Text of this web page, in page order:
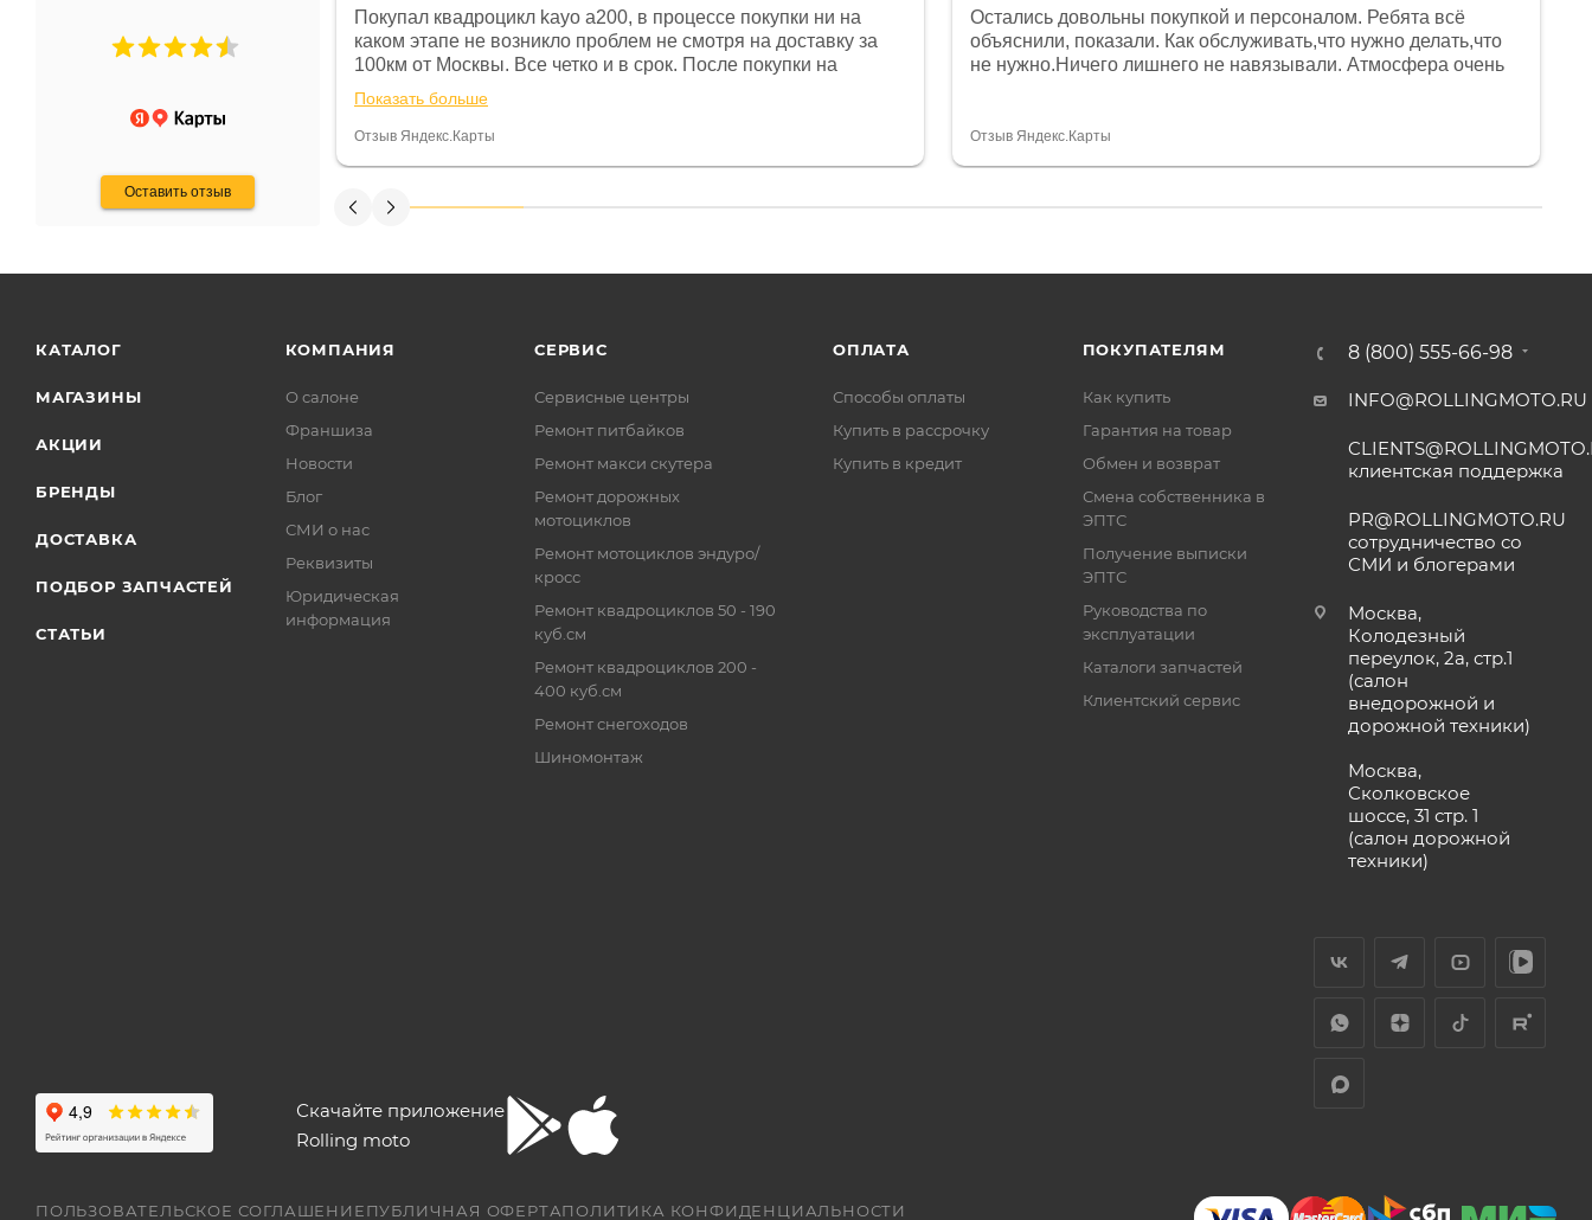
Оставить отзыв
Не понравились условия
и дают только на год)
Покупал квадроцикл kayo a200, в процессе покупки ни на
каком этапе не возникло проблем не смотря на доставку за
100км от Москвы. Все четко и в срок. После покупки на
спидометре всегда был 0, при этом представители магазина
постоянно были на связи и в итоге проблема была решена.
Считаю, что это говорит о небезразличии к клиенту после
Показать больше
Отзыв Яндекс.Карты
Остались довольны покупкой и персоналом. Ребята всё
объяснили, показали. Как обслуживать,что нужно делать,что
не нужно.Ничего лишнего не навязывали. Атмосфера очень
огромное спасибо Дмитрию, за клиентоориентированность и
Отзыв Яндекс.Карты
КАТАЛОГ
МАГАЗИНЫ
АКЦИИ
БРЕНДЫ
ДОСТАВКА
ПОДБОР ЗАПЧАСТЕЙ
СТАТЬИ
КОМПАНИЯ
О салоне
Франшиза
Новости
Блог
СМИ о нас
Реквизиты
Юридическая
информация
СЕРВИС
Сервисные центры
Ремонт питбайков
Ремонт макси скутера
Ремонт дорожных
мотоциклов
Ремонт мотоциклов эндуро/
кросс
Ремонт квадроциклов 50 - 190
куб.см
Ремонт квадроциклов 200 -
400 куб.см
Ремонт снегоходов
Шиномонтаж
ОПЛАТА
Способы оплаты
Купить в рассрочку
Купить в кредит
ПОКУПАТЕЛЯМ
Как купить
Гарантия на товар
Обмен и возврат
Смена собственника в
ЭПТС
Получение выписки
ЭПТС
Руководства по
эксплуатации
Каталоги запчастей
Клиентский сервис
8 (800) 555-66-98
INFO@ROLLINGMOTO.RU
клиентская поддержка
PR@ROLLINGMOTO.RU
сотрудничество со
СМИ и блогерами
Москва,
Колодезный
переулок, 2а, стр.1
(салон
внедорожной и
дорожной техники)
Москва,
Сколковское
шоссе, 31 стр. 1
(салон дорожной
техники)
Скачайте приложение
Rolling moto
ПОЛЬЗОВАТЕЛЬСКОЕ СОГЛАШЕНИЕПУБЛИЧНАЯ ОФЕРТАПОЛИТИКА КОНФИДЕНЦИАЛЬНОСТИ